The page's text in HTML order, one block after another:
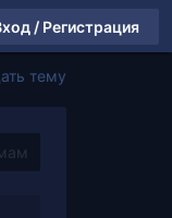
/ Регистрация
тему